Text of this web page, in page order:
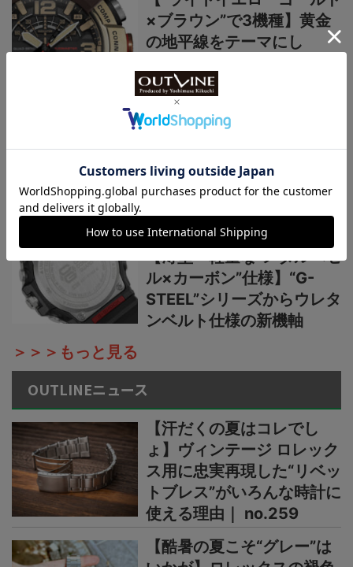
×ブラウン”で3機種】黄金
の地平線をテーマにし
国産時計“カシオ”プロトレ
チ】小物を収納できる新構
造リバーシブルベルト採用
カシオ“G-SHOCK”新作2種
【薄型・軽量な“メタルベゼ
ル×カーボン”仕様】“G-
STEEL”シリーズからウレタ
ンベルト仕様の新機軸
＞＞＞もっと見る
OUTLINEニュース
【汗だくの夏はコレでし
ょ】ヴィンテージ ロレック
ス用に忠実再現した“リベッ
トブレス”がいろんな時計に
使える理由｜ no.259
【酷暑の夏こそ“グレー”は